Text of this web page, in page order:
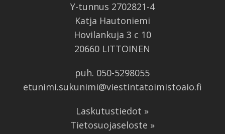
Y-tunnus 2702821-4
Katja Hautoniemi
Hovilankuja 3 c 10
20660 LITTOINEN
puh. 050-5298055
etunimi.sukunimi@viestintatoimistoaio.fi
Laskutustiedot »
Tietosuojaseloste »